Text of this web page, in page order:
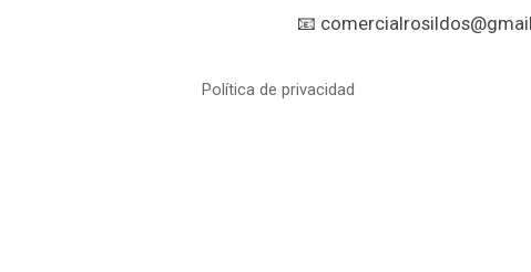
📧
Política de privacidad